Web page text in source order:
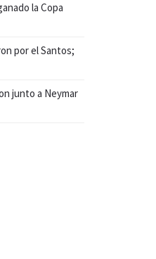
la Copa
por el Santos;
junto a Neymar